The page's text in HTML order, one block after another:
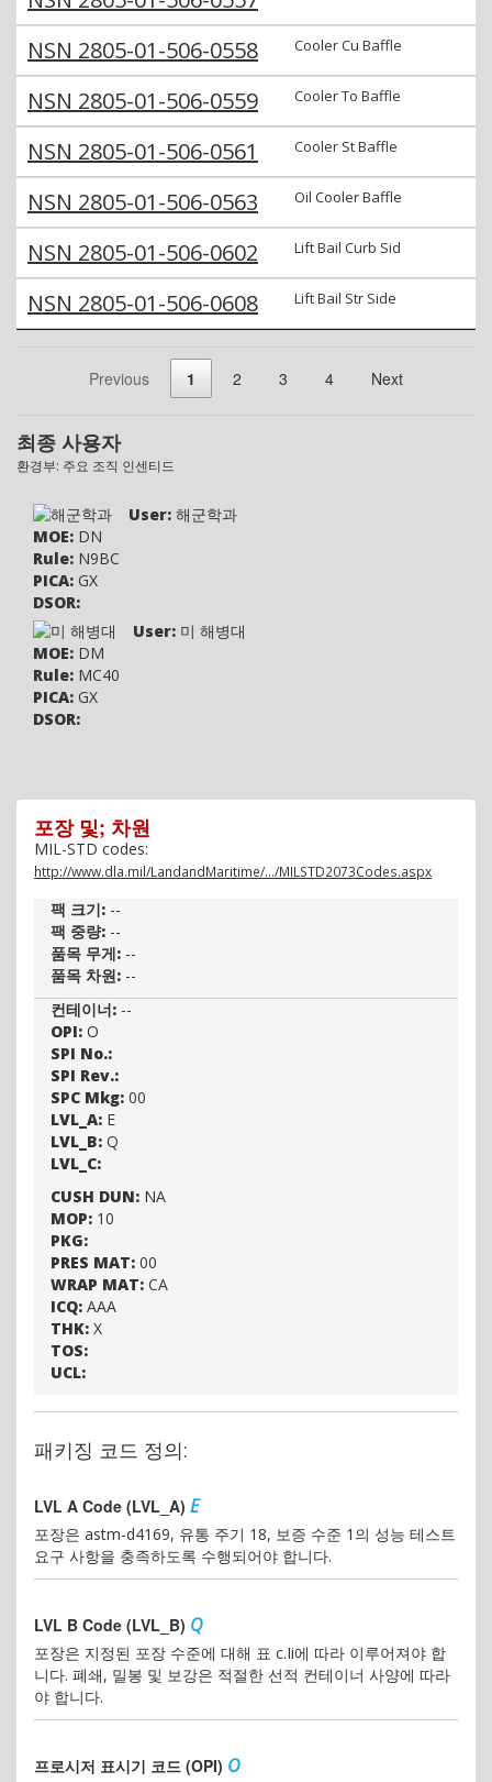
NSN 2805-01-506-0558 Cooler Cu Baffle
NSN 2805-01-506-0559 Cooler To Baffle
NSN 2805-01-506-0561 Cooler St Baffle
NSN 2805-01-506-0563 Oil Cooler Baffle
NSN 2805-01-506-0602 Lift Bail Curb Sid
NSN 2805-01-506-0608 Lift Bail Str Side
Previous 1 2 3 4 Next
최종 사용자
환경부: 주요 조직 인센티드
User: 해군학과
MOE: DN
Rule: N9BC
PICA: GX
DSOR:
User: 미 해병대
MOE: DM
Rule: MC40
PICA: GX
DSOR:
포장 및; 차원
MIL-STD codes:
http://www.dla.mil/LandandMaritime/.../MILSTD2073Codes.aspx
팩 크기: --
팩 중량: --
품목 무게: --
품목 차원: --
컨테이너: --
OPI: O
SPI No.:
SPI Rev.:
SPC Mkg: 00
LVL_A: E
LVL_B: Q
LVL_C:
CUSH DUN: NA
MOP: 10
PKG:
PRES MAT: 00
WRAP MAT: CA
ICQ: AAA
THK: X
TOS:
UCL:
패키징 코드 정의:
LVL A Code (LVL_A) E
포장은 astm-d4169, 유통 주기 18, 보증 수준 1의 성능 테스트
요구 사항을 충족하도록 수행되어야 합니다.
LVL B Code (LVL_B) Q
포장은 지정된 포장 수준에 대해 표 c.Ii에 따라 이루어져야 합
니다. 폐쇄, 밀봉 및 보강은 적절한 선적 컨테이너 사양에 따라
야 합니다.
프로시저 표시기 코드 (OPI) O